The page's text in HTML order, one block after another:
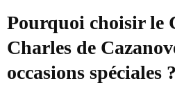
Pourquoi choisir le
Charles de
occasions spéciales ?